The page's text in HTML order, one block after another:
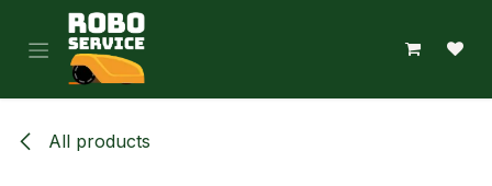
Hoppa till innehåll
All products